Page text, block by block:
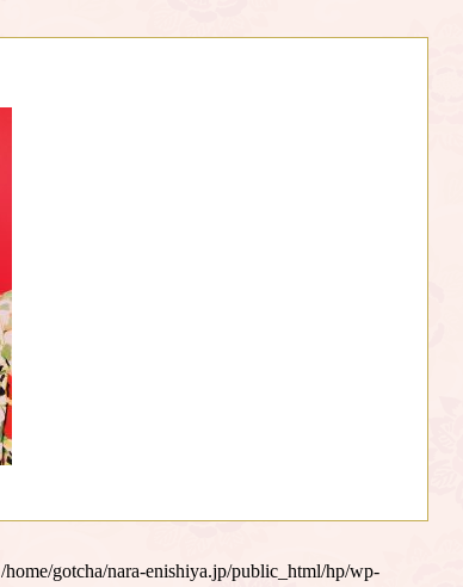
/home/gotcha/nara-enishiya.jp/public_html/hp/wp-